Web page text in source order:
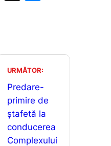
A
p
p
e
n
g
er
URMĂTOR:
Predare-
primire de
ștafetă la
conducerea
Complexului